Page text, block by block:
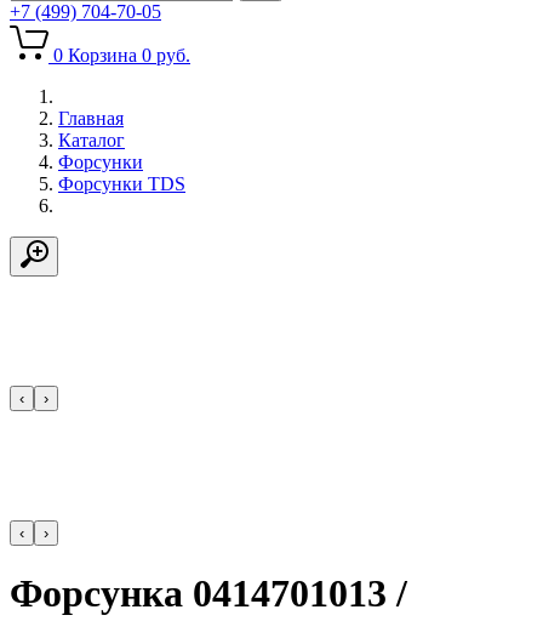
+7 (499) 704-70-05
0 Корзина 0 руб.
Главная
Каталог
Форсунки
Форсунки TDS
‹ ›
‹ ›
Форсунка 0414701013 /